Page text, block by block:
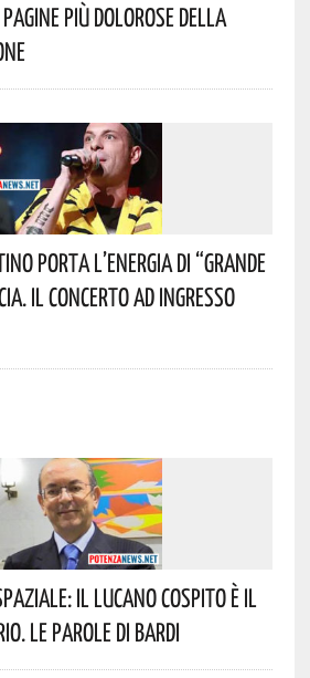
Più Dolorose Della
Porta L’energia Di “Grande
Il Concerto Ad Ingresso
Il Lucano Cospito È Il
Le Parole Di Bardi